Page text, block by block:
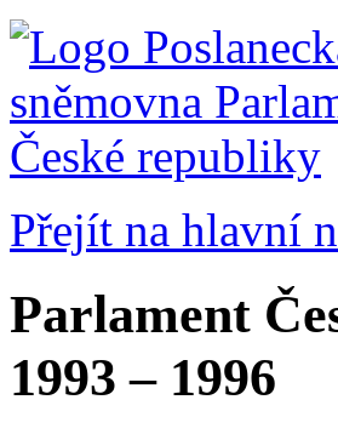
Přejít na hlavní
Parlament
1993 – 1996